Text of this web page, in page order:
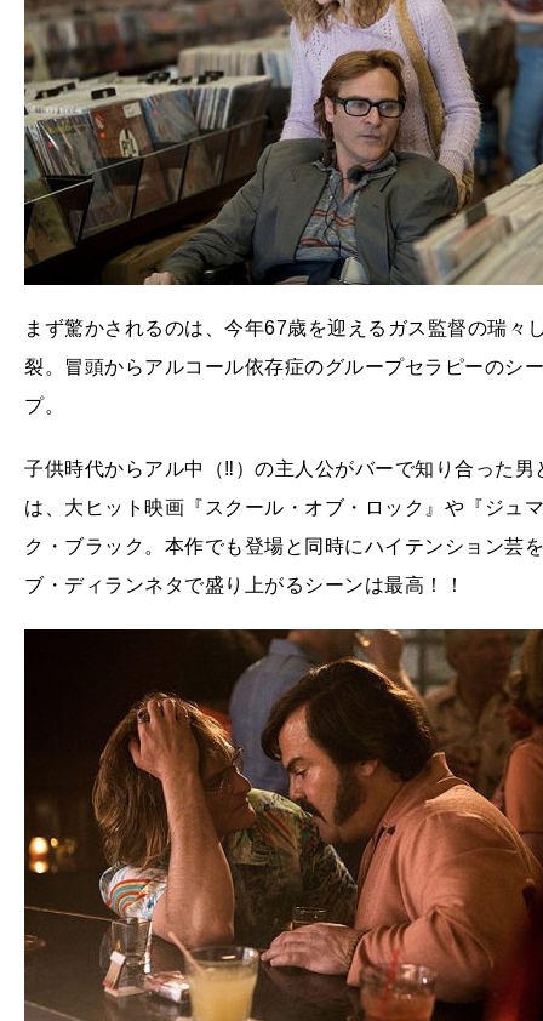
まず驚かされるのは、今年67歳を迎えるガス監督の瑞々
裂。冒頭からアルコール依存症のグループセラピーのシ
プ。
子供時代からアル中（‼）の主人公がバーで知り合った
は、大ヒット映画『スクール・オブ・ロック』や『ジュ
ク・ブラック。本作でも登場と同時にハイテンション芸
ブ・ディランネタで盛り上がるシーンは最高！！